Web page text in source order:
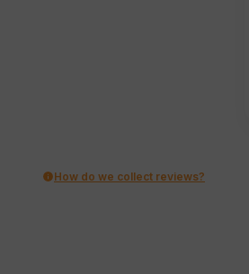
How do we collect reviews?